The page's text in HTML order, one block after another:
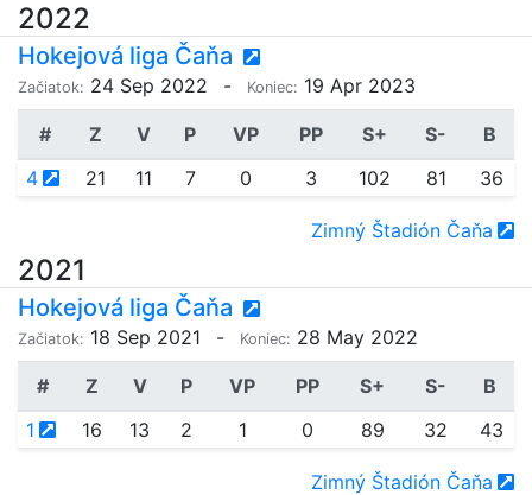
2022
Hokejová liga Čaňa
Začiatok: 24 Sep 2022 - Koniec: 19 Apr 2023
# Z V P VP PP S+ S-
B
4
21 11 7 0 3 102 81 36
Zimný Štadión Čaňa
2021
Hokejová liga Čaňa
Začiatok: 18 Sep 2021 - Koniec: 28 May 2022
# Z V P VP PP S+ S-
B
1
16 13 2 1 0 89 32 43
Zimný Štadión Čaňa